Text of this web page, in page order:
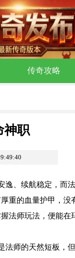
传奇攻略
神职
逸、续航稳定，而
重的血量护甲，没
法师玩法，便能在
法师的天然短板，